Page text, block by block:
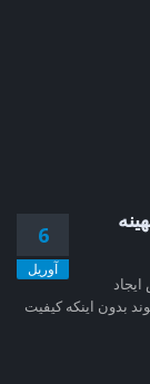
6
آوریل
بدون اینکه کیفیت